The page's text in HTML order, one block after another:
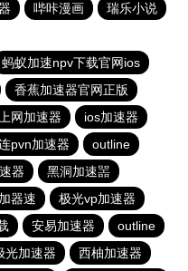
哔咔漫画
瑞乐小说
蚂蚁加速npv下载官网ios
香蕉加速器官网正版
网加速器
ios加速器
pvn加速器
outline
器
黑洞加速噐
器速
极光vp加速器
安易加速器
outline
光加速器 西柚加速器